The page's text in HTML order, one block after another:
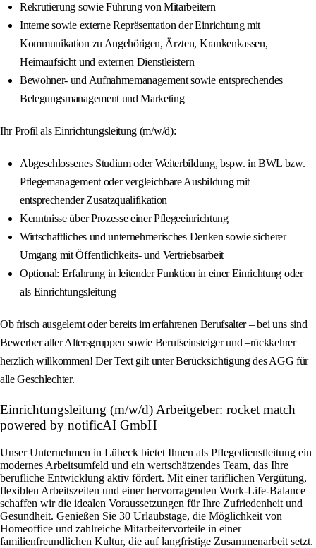
Rekrutierung sowie Führung von Mitarbeitern
Interne sowie externe Repräsentation der Einrichtung mit
Kommunikation zu Angehörigen, Ärzten, Krankenkassen,
Heimaufsicht und externen Dienstleistern
Bewohner- und Aufnahmemanagement sowie entsprechendes
Belegungsmanagement und Marketing
Ihr Profil als Einrichtungsleitung (m/w/d):
Abgeschlossenes Studium oder Weiterbildung, bspw. in BWL bzw.
Pflegemanagement oder vergleichbare Ausbildung mit
entsprechender Zusatzqualifikation
Kenntnisse über Prozesse einer Pflegeeinrichtung
Wirtschaftliches und unternehmerisches Denken sowie sicherer
Umgang mit Öffentlichkeits- und Vertriebsarbeit
Optional: Erfahrung in leitender Funktion in einer Einrichtung oder
als Einrichtungsleitung
Ob frisch ausgelernt oder bereits im erfahrenen Berufsalter – bei uns sind
Bewerber aller Altersgruppen sowie Berufseinsteiger und –rückkehrer
herzlich willkommen! Der Text gilt unter Berücksichtigung des AGG für
alle Geschlechter.
Einrichtungsleitung (m/w/d) Arbeitgeber: rocket match
powered by notificAI GmbH
Unser Unternehmen in Lübeck bietet Ihnen als Pflegedienstleitung ein
modernes Arbeitsumfeld und ein wertschätzendes Team, das Ihre
berufliche Entwicklung aktiv fördert. Mit einer tariflichen Vergütung,
flexiblen Arbeitszeiten und einer hervorragenden Work-Life-Balance
schaffen wir die idealen Voraussetzungen für Ihre Zufriedenheit und
Gesundheit. Genießen Sie 30 Urlaubstage, die Möglichkeit von
Homeoffice und zahlreiche Mitarbeitervorteile in einer
familienfreundlichen Kultur, die auf langfristige Zusammenarbeit setzt.